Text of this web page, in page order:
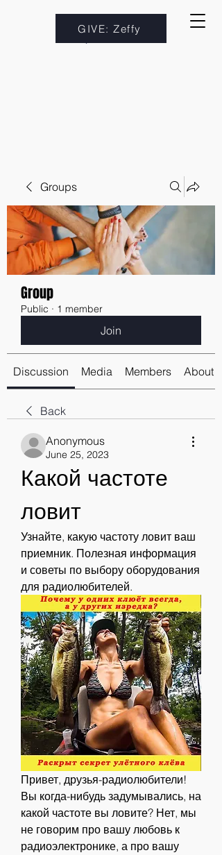
GIVE: Zeffy
Groups
Group
Public · 1 member
Join
Discussion Media Members About
Back
Anonymous
June 25, 2023
Какой частоте
ловит
Узнайте, какую частоту ловит ваш
приемник. Полезная информация
и советы по выбору оборудования
для радиолюбителей.
Привет, друзья-радиолюбители!
Вы когда-нибудь задумывались, на
какой частоте вы ловите? Нет, мы
не говорим про вашу любовь к
радиоэлектронике, а про вашу